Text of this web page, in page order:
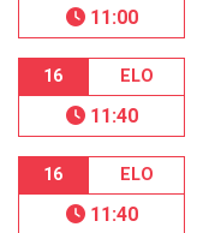
11:00
16 ELO
11:40
16 ELO
11:40